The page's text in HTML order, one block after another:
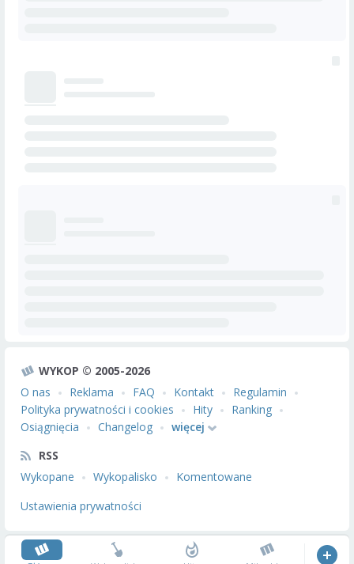
WYKOP © 2005-2026
O nas
Reklama FAQ Kontakt
Regulamin
Polityka prywatności i cookies
Hity
Ranking
Osiągnięcia
Changelog
więcej
RSS
Wykopane
Wykopalisko
Komentowane
Ustawienia prywatności